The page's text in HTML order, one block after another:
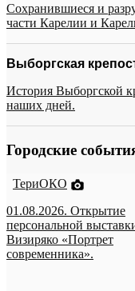
Сохранившиеся и
части Карелии и
Выборгская
История Выборгской
наших дней.
Городские
ТериОКО
01.08.2026. Открытие
персональной
Визиряко «Портрет
современника».